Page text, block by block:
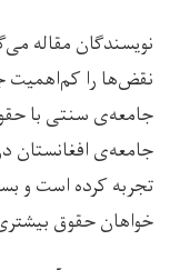
نویسندگان مقاله
نقض‌ها را کم‌اهمیت
جامعه‌ی سنتی با
جامعه‌ی افغانستان
تجربه کرده است و
خواهان حقوق